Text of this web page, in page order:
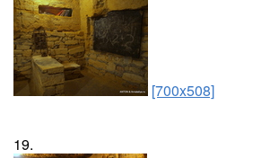
[700x508]
19.